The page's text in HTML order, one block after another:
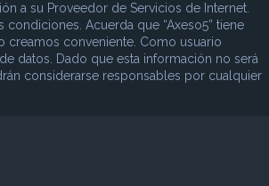
a su Proveedor de Servicios de Internet.
Acuerda que “Axeso5” tiene
creamos conveniente. Como usuario
datos. Dado que esta información no será
considerarse responsables por cualquier